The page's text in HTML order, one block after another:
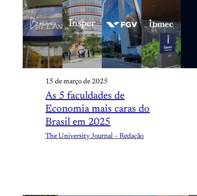
15 de março de 2025
As 5 faculdades de
Economia mais caras do
Brasil em 2025
The University Journal – Redação